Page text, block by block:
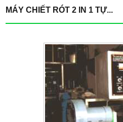
MÁY CHIẾT RÓT 2 IN 1 TỰ...